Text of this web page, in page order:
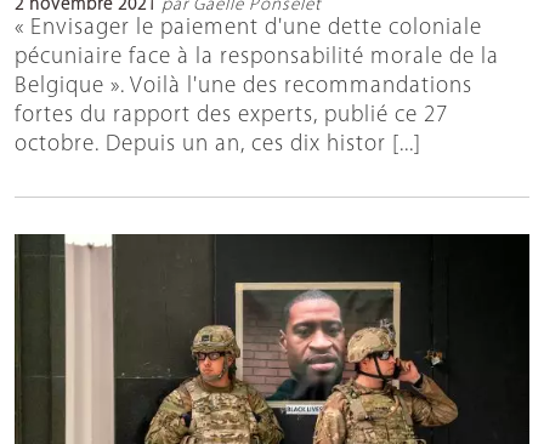
2 novembre 2021 par Gaëlle Ponselet
« Envisager le paiement d'une dette coloniale
pécuniaire face à la responsabilité morale de la
Belgique ». Voilà l'une des recommandations
fortes du rapport des experts, publié ce 27
octobre. Depuis un an, ces dix histor [...]